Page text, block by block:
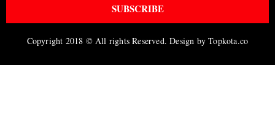
SUBSCRIBE
Copyright 2018 © All rights Reserved. Design by Topkota.co